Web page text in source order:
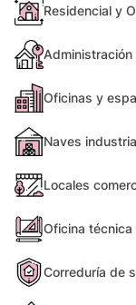
Residencial y
Oficinas y
Naves
Locales
Oficina técnica
Correduría de